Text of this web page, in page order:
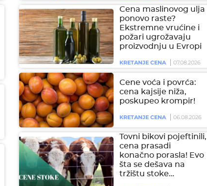
Cena maslinovog ulja
ponovo raste?
Ekstremne vrućine i
požari ugrožavaju
proizvodnju u Evropi
KRETANJE CENA 07.08.2026
Cene voća i povrća:
cena kajsije niža,
poskupeo krompir!
KRETANJE CENA 06.08.2026
Tovni bikovi pojeftinili,
cena prasadi
konačno porasla! Evo
šta se dešava na
tržištu stoke…